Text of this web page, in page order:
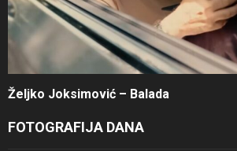
Željko Joksimović – Balada
FOTOGRAFIJA DANA